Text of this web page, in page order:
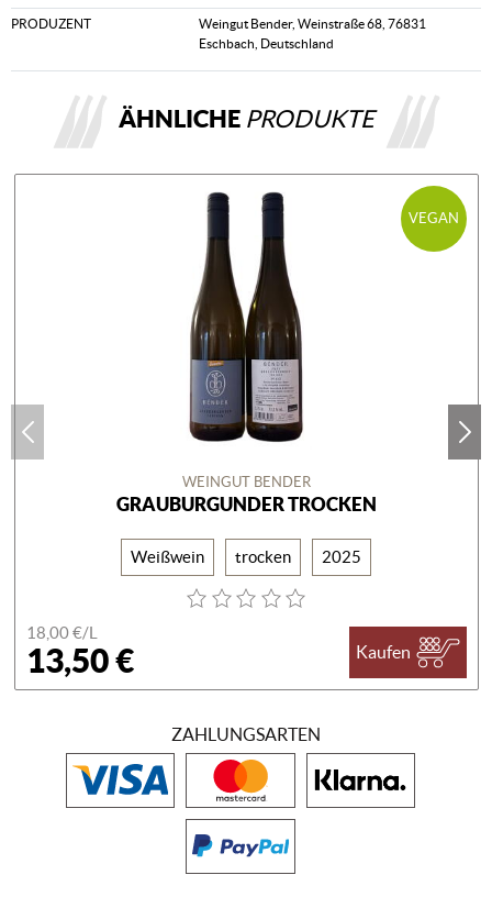
PRODUZENT
Weingut Bender, Weinstraße 68, 76831
Eschbach, Deutschland
ÄHNLICHE PRODUKTE
VEGAN
WEINGUT BENDER
GRAUBURGUNDER TROCKEN
Weißwein trocken 2025
18,00 €/L
13,50 € Kaufen
ZAHLUNGSARTEN